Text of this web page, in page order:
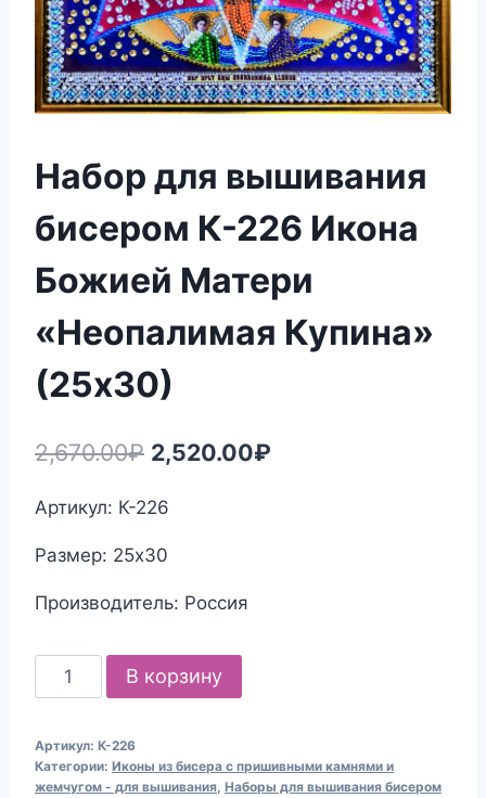
Набор для вышивания
бисером К-226 Икона
Божией Матери
«Неопалимая Купина»
(25х30)
2,670.00₽ Первоначальная
составляла
2,670.00₽.
2,520.00₽
Артикул: К-226
Размер: 25х30
Производитель: Россия
Количество
товара
для
вышивания
В корзину
Артикул: К-226
Категории: Иконы из бисера с пришивными камнями и
жемчугом - для вышивания, Наборы для вышивания бисером